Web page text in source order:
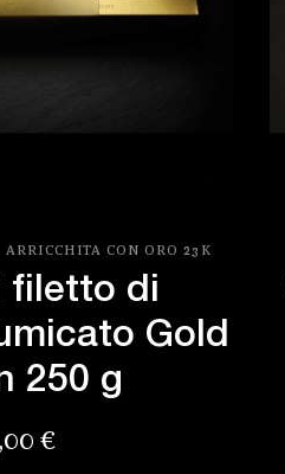
CON ORO 23K
filetto di
Gold
250 g
€